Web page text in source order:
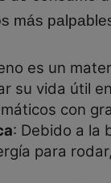
más
es un
su vida útil
con
: Debido a la
para